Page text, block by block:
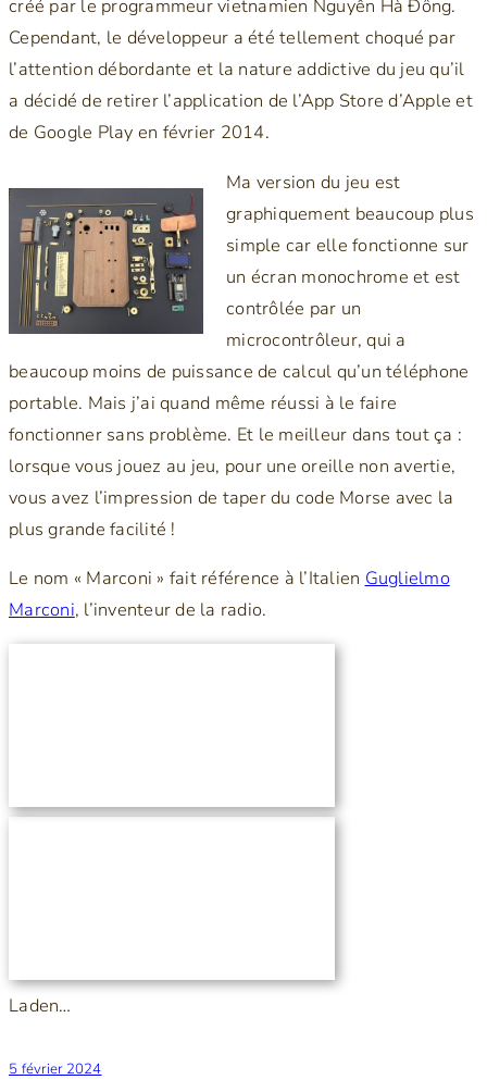
créé par le programmeur vietnamien Nguyễn Hà Đông.
Cependant, le développeur a été tellement choqué par
l’attention débordante et la nature addictive du jeu qu’il
a décidé de retirer l’application de l’App Store d’Apple et
de Google Play en février 2014.
Ma version du jeu est
graphiquement beaucoup plus
simple car elle fonctionne sur
un écran monochrome et est
contrôlée par un
microcontrôleur, qui a
beaucoup moins de puissance de calcul qu’un téléphone
portable. Mais j’ai quand même réussi à le faire
fonctionner sans problème. Et le meilleur dans tout ça :
lorsque vous jouez au jeu, pour une oreille non avertie,
vous avez l’impression de taper du code Morse avec la
plus grande facilité !
Le nom « Marconi » fait référence à l’Italien Guglielmo
Marconi, l’inventeur de la radio.
Laden…
5 février 2024